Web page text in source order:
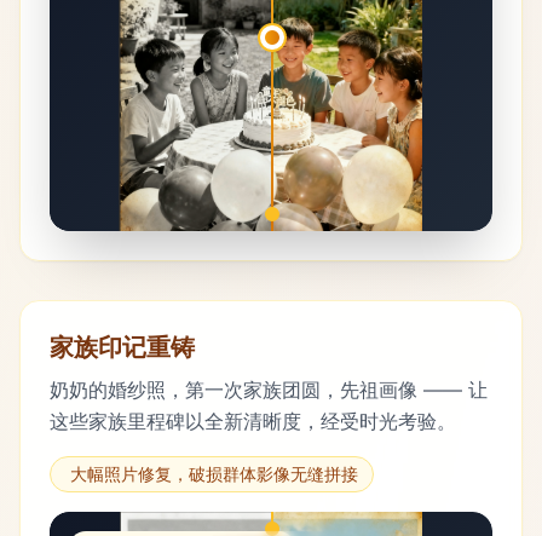
家族印记重铸
奶奶的婚纱照，第一次家族团圆，先祖画像 —— 让
这些家族里程碑以全新清晰度，经受时光考验。
大幅照片修复，破损群体影像无缝拼接